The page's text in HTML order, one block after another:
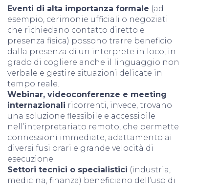
Eventi di alta importanza formale (ad
esempio, cerimonie ufficiali o negoziati
che richiedano contatto diretto e
presenza fisica) possono trarre beneficio
dalla presenza di un interprete in loco, in
grado di cogliere anche il linguaggio non
verbale e gestire situazioni delicate in
tempo reale.
Webinar, videoconferenze e meeting
internazionali ricorrenti, invece, trovano
una soluzione flessibile e accessibile
nell’interpretariato remoto, che permette
connessioni immediate, adattamento ai
diversi fusi orari e grande velocità di
esecuzione.
Settori tecnici o specialistici (industria,
medicina, finanza) beneficiano dell’uso di